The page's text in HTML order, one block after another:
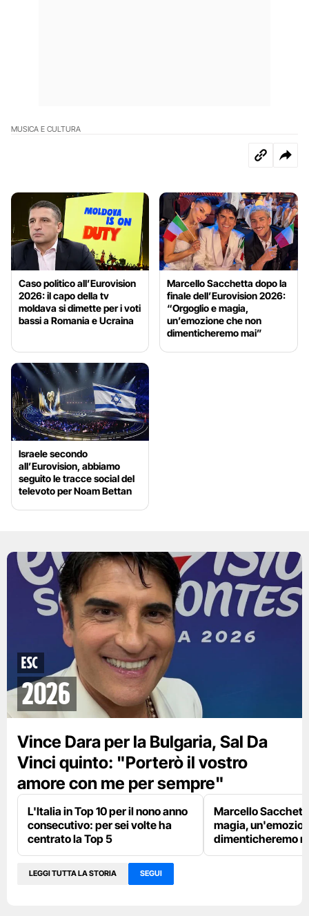
MUSICA E CULTURA
Caso politico all’Eurovision
2026: il capo della tv
moldava si dimette per i voti
bassi a Romania e Ucraina
Marcello Sacchetta dopo la
finale dell’Eurovision 2026:
“Orgoglio e magia,
un’emozione che non
dimenticheremo mai”
Israele secondo
all’Eurovision, abbiamo
seguito le tracce social del
televoto per Noam Bettan
ESC
2026
Vince Dara per la Bulgaria, Sal Da
Vinci quinto: "Porterò il vostro
amore con me per sempre"
L'Italia in Top 10 per il nono anno
consecutivo: per sei volte ha
centrato la Top 5
Marcello
magia,
dimenticheremo
LEGGI TUTTA LA STORIA SEGUI